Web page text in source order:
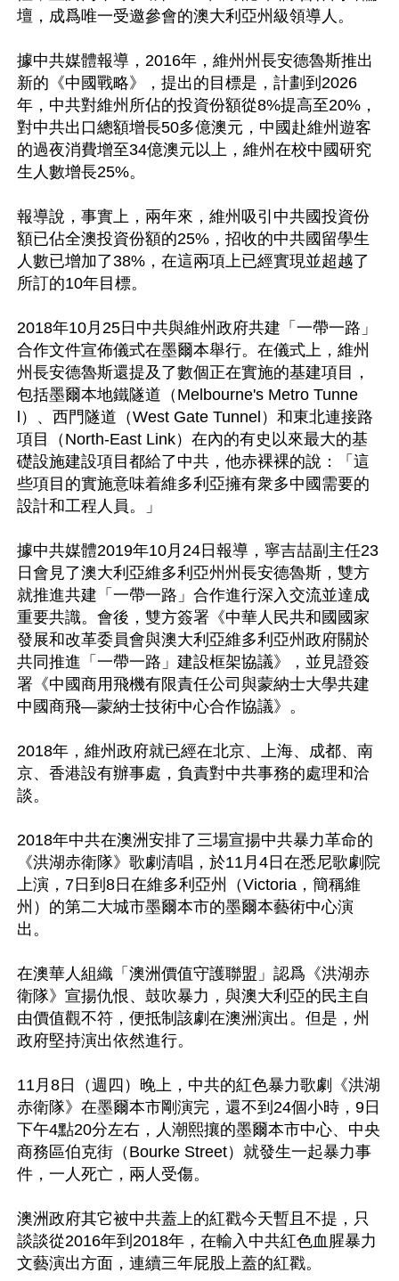
壇，成爲唯一受邀參會的澳大利亞州級領導人。
據中共媒體報導，2016年，維州州長安德魯斯推出
新的《中國戰略》，提出的目標是，計劃到2026
年，中共對維州所佔的投資份額從8%提高至20%，
對中共出口總額增長50多億澳元，中國赴維州遊客
的過夜消費增至34億澳元以上，維州在校中國研究
生人數增長25%。
報導說，事實上，兩年來，維州吸引中共國投資份
額已佔全澳投資份額的25%，招收的中共國留學生
人數已增加了38%，在這兩項上已經實現並超越了
所訂的10年目標。
2018年10月25日中共與維州政府共建「一帶一路」
合作文件宣佈儀式在墨爾本舉行。在儀式上，維州
州長安德魯斯還提及了數個正在實施的基建項目，
包括墨爾本地鐵隧道（Melbourne's Metro Tunne
l）、西門隧道（West Gate Tunnel）和東北連接路
項目（North-East Link）在內的有史以來最大的基
礎設施建設項目都給了中共，他赤裸裸的說：「這
些項目的實施意味着維多利亞擁有衆多中國需要的
設計和工程人員。」
據中共媒體2019年10月24日報導，寧吉喆副主任23
日會見了澳大利亞維多利亞州州長安德魯斯，雙方
就推進共建「一帶一路」合作進行深入交流並達成
重要共識。會後，雙方簽署《中華人民共和國國家
發展和改革委員會與澳大利亞維多利亞州政府關於
共同推進「一帶一路」建設框架協議》，並見證簽
署《中國商用飛機有限責任公司與蒙納士大學共建
中國商飛—蒙納士技術中心合作協議》。
2018年，維州政府就已經在北京、上海、成都、南
京、香港設有辦事處，負責對中共事務的處理和洽
談。
2018年中共在澳洲安排了三場宣揚中共暴力革命的
《洪湖赤衛隊》歌劇清唱，於11月4日在悉尼歌劇院
上演，7日到8日在維多利亞州（Victoria，簡稱維
州）的第二大城市墨爾本市的墨爾本藝術中心演
出。
在澳華人組織「澳洲價值守護聯盟」認爲《洪湖赤
衛隊》宣揚仇恨、鼓吹暴力，與澳大利亞的民主自
由價值觀不符，便抵制該劇在澳洲演出。但是，州
政府堅持演出依然進行。
11月8日（週四）晚上，中共的紅色暴力歌劇《洪湖
赤衛隊》在墨爾本市剛演完，還不到24個小時，9日
下午4點20分左右，人潮熙攘的墨爾本市中心、中央
商務區伯克街（Bourke Street）就發生一起暴力事
件，一人死亡，兩人受傷。
澳洲政府其它被中共蓋上的紅戳今天暫且不提，只
談談從2016年到2018年，在輸入中共紅色血腥暴力
文藝演出方面，連續三年屁股上蓋的紅戳。